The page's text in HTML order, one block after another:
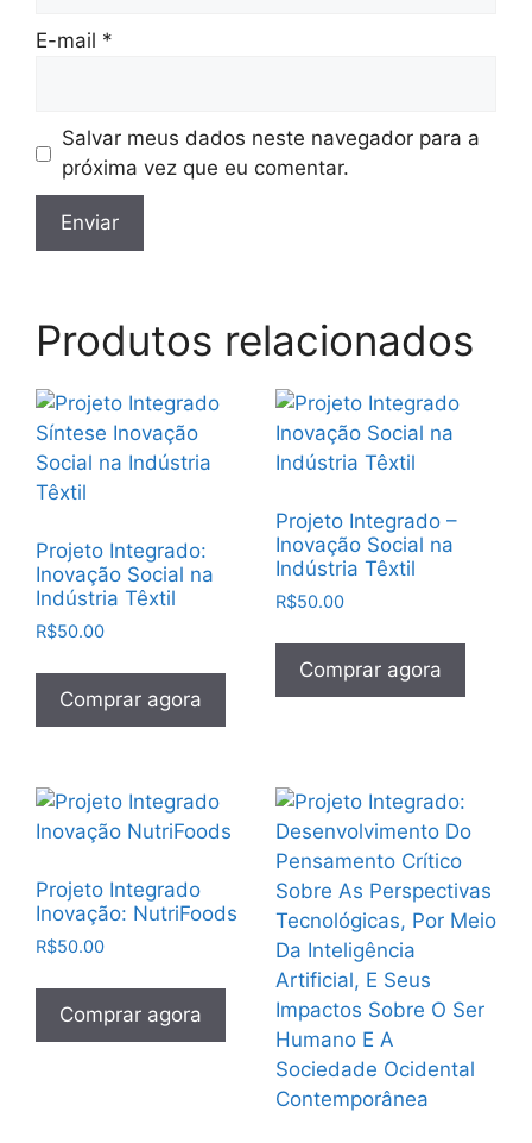
E-mail *
Salvar meus dados neste navegador para a
próxima vez que eu comentar.
Produtos relacionados
Projeto Integrado:
Inovação Social na
Indústria Têxtil
R$50.00
Comprar agora
Projeto Integrado –
Inovação Social na
Indústria Têxtil
R$50.00
Comprar agora
Projeto Integrado
Inovação: NutriFoods
R$50.00
Comprar agora